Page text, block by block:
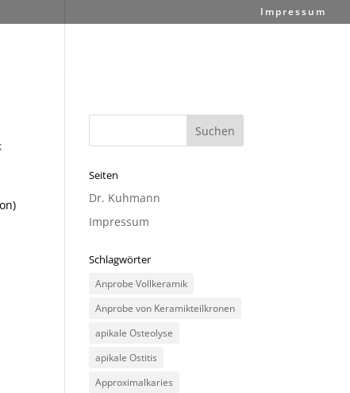
Impressum
Seiten
Dr. Kuhmann
Impressum
Schlagwörter
Anprobe Vollkeramik
Anprobe von Keramikteilkronen
apikale Osteolyse
apikale Ostitis
Approximalkaries